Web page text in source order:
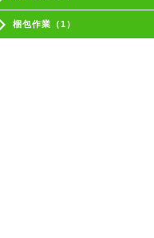
梱包作業（1）